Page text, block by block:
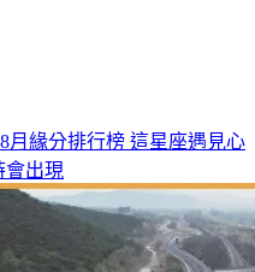
8月緣分排行榜 這星座遇見心
會出現